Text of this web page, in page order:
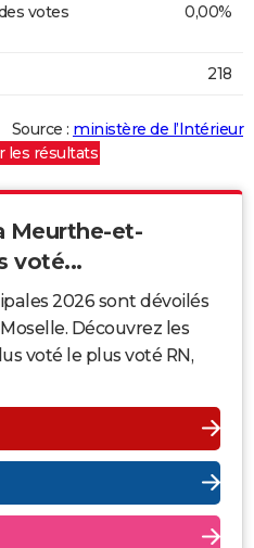
votes
0,00%
218
Source : ministère de l’Intérieur
les résultats
Meurthe-et-
voté...
2026 sont dévoilés
Découvrez les
voté le plus voté RN,